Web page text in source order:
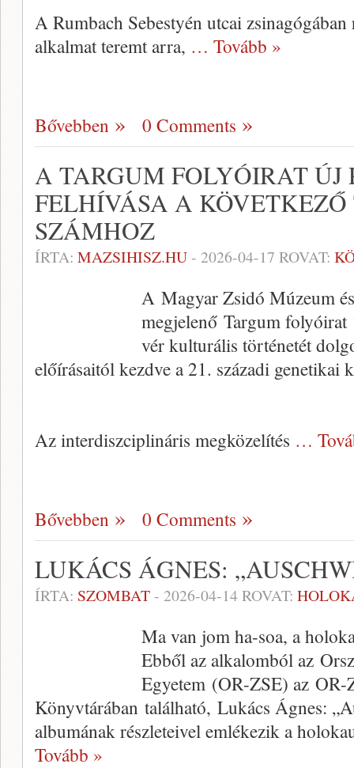
A Rumbach Sebestyén utcai
alkalmat teremt arra, … Tovább »
Bővebben 0 Comments
A TARGUM FOLYÓIRAT ÚJ
FELHÍVÁSA A
SZÁMHOZ
ÍRTA: MAZSIHISZ.HU- 2026-04-17 ROVAT:
A Magyar Zsidó Múzeum
megjelenő Targum folyóirat
vér kulturális történetét
előírásaitól kezdve a 21. századi genetikai
Az interdiszciplináris megközelítés …
Bővebben 0 Comments
LUKÁCS ÁGNES:
ÍRTA: SZOMBAT- 2026-04-14ROVAT:
Ma van jom ha-soa, a
Ebből az alkalomból az
Egyetem (OR-ZSE) az OR-
Könyvtárában található, Lukács Ágnes:
albumának részleteivel emlékezik a
Tovább »